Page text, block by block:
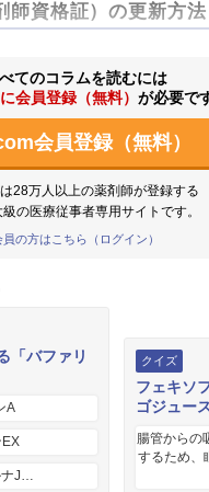
師資格証）の更新方法
てのコラムを読むには
会員登録（無料） が必要で
会員登録（無料）
28万人以上の薬剤師が登録する
級の医療従事者専用サイトです。
員の方はこちら（ログイン）
「バファリ
A
ナJ…
クイズ
フェキソ
ゴジュー
腸管からの
するため、